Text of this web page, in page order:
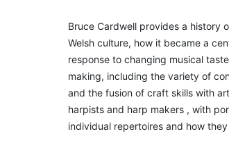
Bruce Cardwell provides a history
Welsh culture, how it became a
response to changing musical
making, including the variety of
and the fusion of craft skills with
harpists and harp makers , with
individual repertoires and how